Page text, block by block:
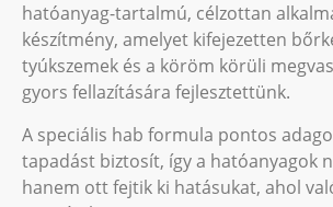
hatóanyag-tartalmú, célzottan
készítmény, amelyet kifejezetten
tyúkszemek és a köröm körüli
gyors fellazítására fejlesztettünk.
A speciális hab formula pontos
tapadást biztosít, így a hatóanyagok
hanem ott fejtik ki hatásukat, ahol